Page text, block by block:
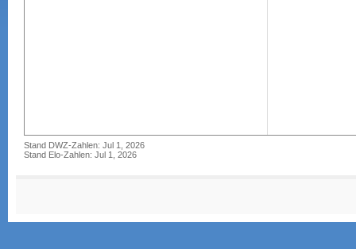
Stand DWZ-Zahlen: Jul 1, 2026
Stand Elo-Zahlen: Jul 1, 2026